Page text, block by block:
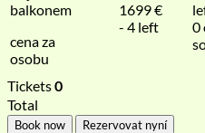
balkonem
cena za
osobu
1699€
- 4 left
0
Tickets0
Total
Book now Rezervovat nyní